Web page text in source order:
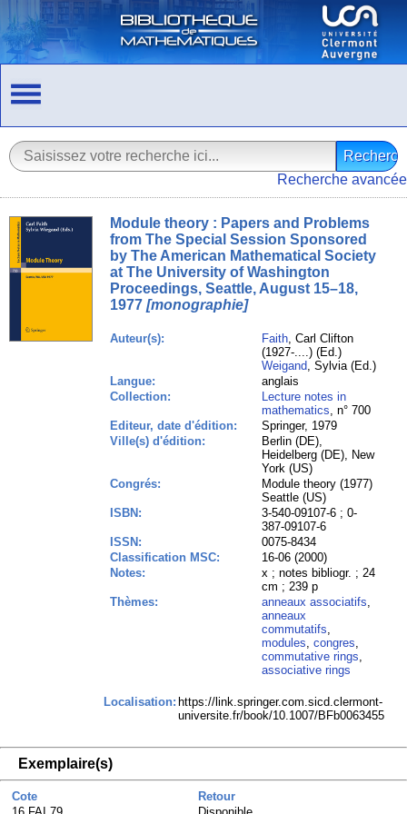
Recherche avancée
Module theory : Papers and Problems
from The Special Session Sponsored
by The American Mathematical Society
at The University of Washington
Proceedings, Seattle, August 15–18,
1977 [monographie]
Auteur(s): Faith, Carl Clifton
(1927-....) (Ed.)
Weigand, Sylvia (Ed.)
Langue:
anglais
Collection:
Lecture notes in
mathematics, n° 700
Editeur, date d'édition:
Springer, 1979
Ville(s) d'édition:
Berlin (DE),
Heidelberg (DE), New
York (US)
Congrés:
Module theory (1977)
Seattle (US)
ISBN:
3-540-09107-6 ; 0-
387-09107-6
ISSN:
0075-8434
Classification MSC:
16-06 (2000)
Notes:
x ; notes bibliogr. ; 24
cm ; 239 p
Thèmes:
anneaux associatifs,
anneaux
commutatifs,
modules,congres,
commutative rings,
associative rings
Localisation: https://link.springer.com.sicd.clermont-
universite.fr/book/10.1007/BFb0063455
Exemplaire(s)
Cote
Retour